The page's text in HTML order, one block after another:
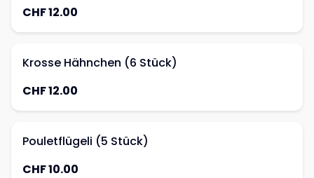
CHF 12.00
Krosse Hähnchen (6 Stück)
CHF 12.00
Pouletflügeli (5 Stück)
CHF 10.00